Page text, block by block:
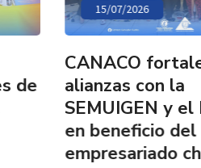
15/07/2026
CANACO fortalece
alianzas con la
SEMUIGEN y el
en beneficio del
empresariado